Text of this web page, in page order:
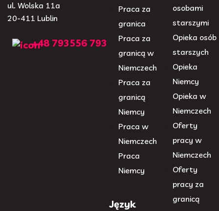
ul. Wolska 11a
20-411 Lublin
+48 793556 793
Praca za
granica
Praca za
granicą w
Niemczech
Praca za
granicą
Niemcy
Praca w
Niemczech
Praca
Niemcy
Język
osobami
starszymi
Opieka osób
starszych
Opieka
Niemcy
Opieka w
Niemczech
Oferty
pracy w
Niemczech
Oferty
pracy za
granicą